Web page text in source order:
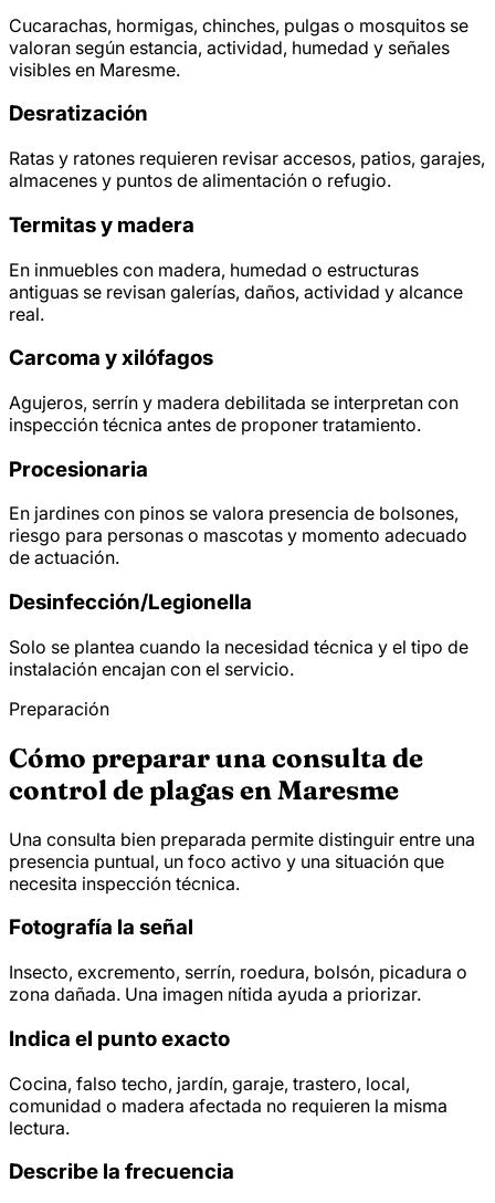
Cucarachas, hormigas, chinches, pulgas o mosquitos se
valoran según estancia, actividad, humedad y señales
visibles en Maresme.
Desratización
Ratas y ratones requieren revisar accesos, patios, garajes,
almacenes y puntos de alimentación o refugio.
Termitas y madera
En inmuebles con madera, humedad o estructuras
antiguas se revisan galerías, daños, actividad y alcance
real.
Carcoma y xilófagos
Agujeros, serrín y madera debilitada se interpretan con
inspección técnica antes de proponer tratamiento.
Procesionaria
En jardines con pinos se valora presencia de bolsones,
riesgo para personas o mascotas y momento adecuado
de actuación.
Desinfección/Legionella
Solo se plantea cuando la necesidad técnica y el tipo de
instalación encajan con el servicio.
Preparación
Cómo preparar una consulta de
control de plagas en Maresme
Una consulta bien preparada permite distinguir entre una
presencia puntual, un foco activo y una situación que
necesita inspección técnica.
Fotografía la señal
Insecto, excremento, serrín, roedura, bolsón, picadura o
zona dañada. Una imagen nítida ayuda a priorizar.
Indica el punto exacto
Cocina, falso techo, jardín, garaje, trastero, local,
comunidad o madera afectada no requieren la misma
lectura.
Describe la frecuencia